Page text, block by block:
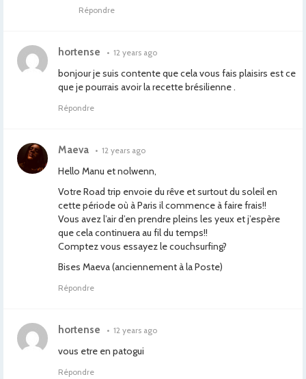
Répondre
hortense • 12 years ago
bonjour je suis contente que cela vous fais plaisirs est ce
que je pourrais avoir la recette brésilienne .
Répondre
Maeva • 12 years ago
Hello Manu et nolwenn,
Votre Road trip envoie du rêve et surtout du soleil en
cette période où à Paris il commence à faire frais!!
Vous avez l’air d’en prendre pleins les yeux et j’espère
que cela continuera au fil du temps!!
Comptez vous essayez le couchsurfing?
Bises Maeva (anciennement à la Poste)
Répondre
hortense • 12 years ago
vous etre en patogui
Répondre